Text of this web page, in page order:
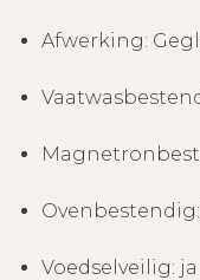
Afwerking:
Ovenbestendig:
Voedselveilig: ja